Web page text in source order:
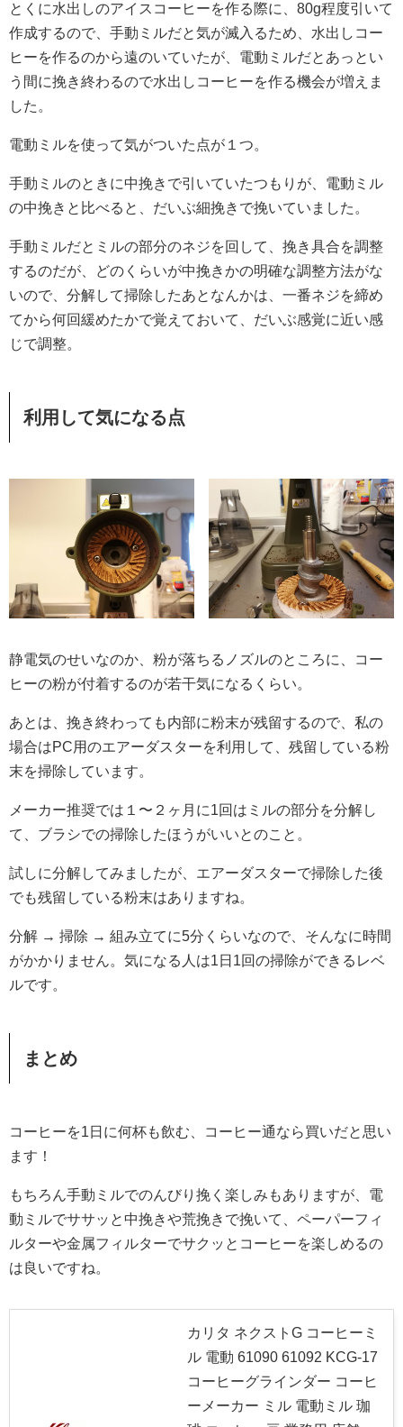
とくに水出しのアイスコーヒーを作る際に、80g程度引いて
作成するので、手動ミルだと気が滅入るため、水出しコー
ヒーを作るのから遠のいていたが、電動ミルだとあっとい
う間に挽き終わるので水出しコーヒーを作る機会が増えま
した。
電動ミルを使って気がついた点が１つ。
手動ミルのときに中挽きで引いていたつもりが、電動ミル
の中挽きと比べると、だいぶ細挽きで挽いていました。
手動ミルだとミルの部分のネジを回して、挽き具合を調整
するのだが、どのくらいが中挽きかの明確な調整方法がな
いので、分解して掃除したあとなんかは、一番ネジを締め
てから何回緩めたかで覚えておいて、だいぶ感覚に近い感
じで調整。
利用して気になる点
静電気のせいなのか、粉が落ちるノズルのところに、コー
ヒーの粉が付着するのが若干気になるくらい。
あとは、挽き終わっても内部に粉末が残留するので、私の
場合はPC用のエアーダスターを利用して、残留している粉
末を掃除しています。
メーカー推奨では１〜２ヶ月に1回はミルの部分を分解し
て、ブラシでの掃除したほうがいいとのこと。
試しに分解してみましたが、エアーダスターで掃除した後
でも残留している粉末はありますね。
分解 → 掃除 → 組み立てに5分くらいなので、そんなに時間
がかかりません。気になる人は1日1回の掃除ができるレベ
ルです。
まとめ
コーヒーを1日に何杯も飲む、コーヒー通なら買いだと思い
ます！
もちろん手動ミルでのんびり挽く楽しみもありますが、電
動ミルでササッと中挽きや荒挽きで挽いて、ペーパーフィ
ルターや金属フィルターでサクッとコーヒーを楽しめるの
は良いですね。
カリタ ネクストG コーヒーミ
ル 電動 61090 61092 KCG-17
コーヒーグラインダー コーヒ
ーメーカー ミル 電動ミル 珈